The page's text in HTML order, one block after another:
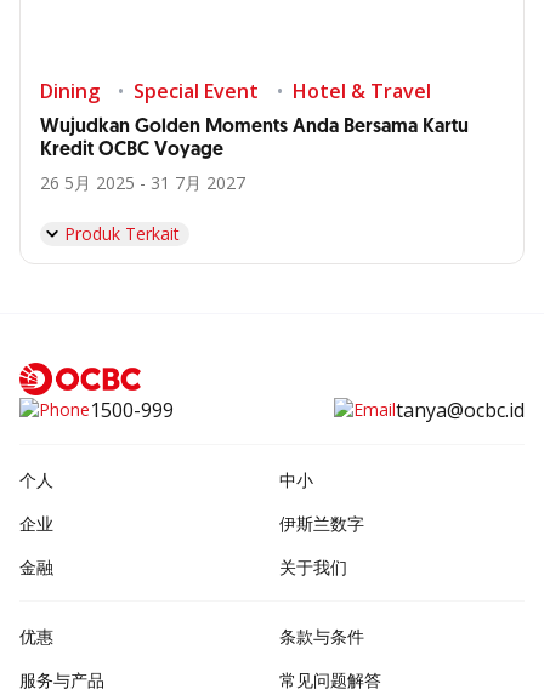
Dining Special Event Hotel & Travel
Wujudkan Golden Moments Anda Bersama Kartu
Kredit OCBC Voyage
26 5月 2025 - 31 7月 2027
Produk Terkait
1500-999 tanya@ocbc.id
个人
中小
企业
伊斯兰数字
金融
关于我们
优惠
服务与产品
条款与条件
常见问题解答